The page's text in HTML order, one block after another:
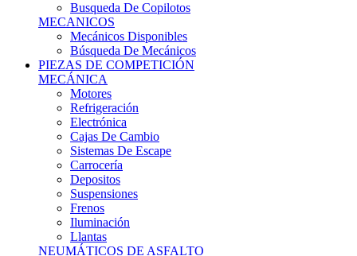
Busqueda De Copilotos
MECANICOS
Mecánicos Disponibles
Búsqueda De Mecánicos
PIEZAS DE COMPETICIÓN
MECÁNICA
Motores
Refrigeración
Electrónica
Cajas De Cambio
Sistemas De Escape
Carrocería
Depositos
Suspensiones
Frenos
Iluminación
Llantas
NEUMÁTICOS DE ASFALTO